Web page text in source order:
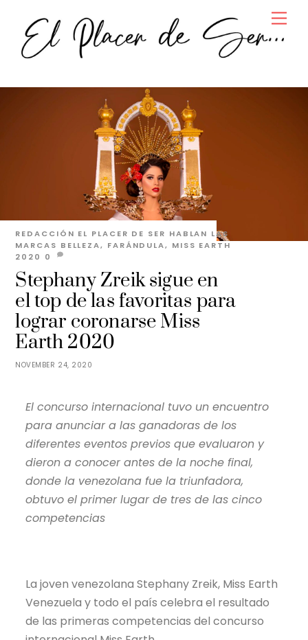
content
NOVEMBER 24, 2020
Stephany Zreik sigue en
el top de las favoritas para
lograr coronarse Miss
Earth 2020
REDACCIÓN EL PLACER DE SER HABLAN LAS
MARCAS BELLEZA, FARÁNDULA, MISS EARTH
2020 0
El concurso internacional tuvo un encuentro
para anunciar a las ganadoras de los
diferentes eventos previos que evaluaron y
dieron a conocer antes de la noche final,
donde la venezolana fue la triunfadora,
obtuvo el primer lugar de tres de las cinco
competencias
La joven venezolana Stephany Zreik, Miss Earth
Venezuela y todo el país celebra el resultado
de las primeras competencias del concurso